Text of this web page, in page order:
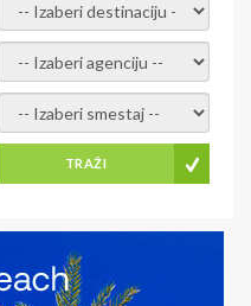
- izaberi destinaciju -
- izaberi agenciju -
- Izaberite smestaj -
TRAŽI